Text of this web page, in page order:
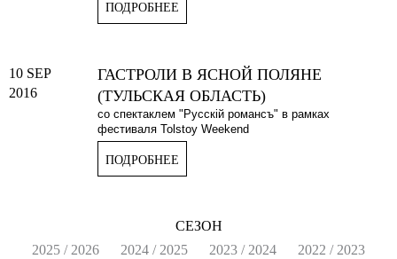
СЕЗОН
2025 / 2026
2024 / 2025 2023 / 2024
2022 / 2023
ПОДРОБНЕЕ
10 SEP
2016
ГАСТРОЛИ В ЯСНОЙ ПОЛЯНЕ
(ТУЛЬСКАЯ ОБЛАСТЬ)
со спектаклем "Русскiй романсъ" в рамках
фестиваля Tolstoy Weekend
ПОДРОБНЕЕ